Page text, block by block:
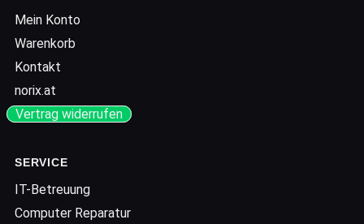
Mein Konto
Warenkorb
Kontakt
norix.at
Vertrag widerrufen
SERVICE
IT-Betreuung
Computer Reparatur